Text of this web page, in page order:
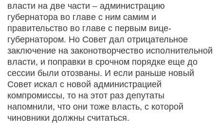
власти на две части – администрацию
губернатора во главе с ним самим и
правительство во главе с первым вице-
губернатором. Но Совет дал отрицательное
заключение на законотворчество исполнительной
власти, и поправки в срочном порядке еще до
сессии были отозваны. И если раньше новый
Совет искал с новой администрацией
компромиссы, то на этот раз депутаты
напомнили, что они тоже власть, с которой
чиновники должны считаться.